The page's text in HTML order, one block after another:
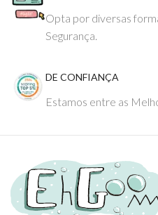
Opta por diversas
Segurança.
DE CONFIANÇA
Estamos entre as